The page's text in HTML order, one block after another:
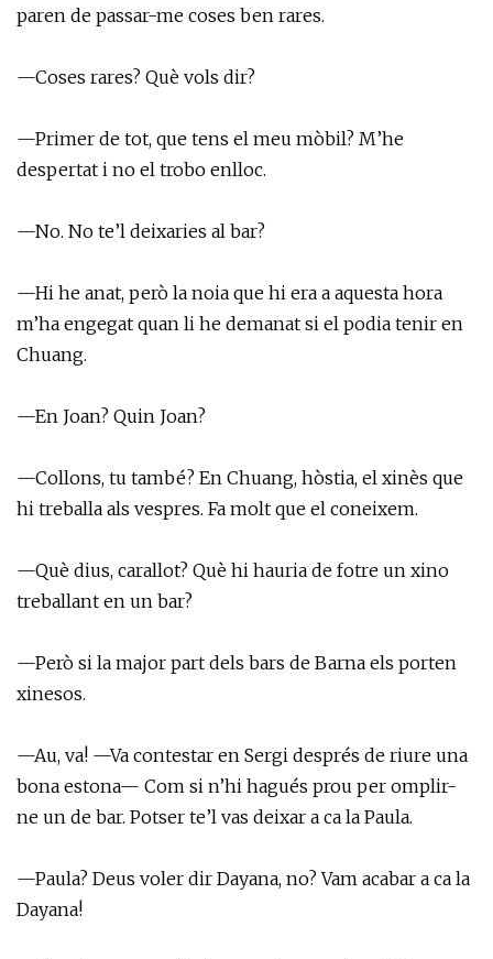
paren de passar-me coses ben rares.
—Coses rares? Què vols dir?
—Primer de tot, que tens el meu mòbil? M’he
despertat i no el trobo enlloc.
—No. No te’l deixaries al bar?
—Hi he anat, però la noia que hi era a aquesta hora
m’ha engegat quan li he demanat si el podia tenir en
Chuang.
—En Joan? Quin Joan?
—Collons, tu també? En Chuang, hòstia, el xinès que
hi treballa als vespres. Fa molt que el coneixem.
—Què dius, carallot? Què hi hauria de fotre un xino
treballant en un bar?
—Però si la major part dels bars de Barna els porten
xinesos.
—Au, va! —Va contestar en Sergi després de riure una
bona estona— Com si n’hi hagués prou per omplir-
ne un de bar. Potser te’l vas deixar a ca la Paula.
—Paula? Deus voler dir Dayana, no? Vam acabar a ca la
Dayana!